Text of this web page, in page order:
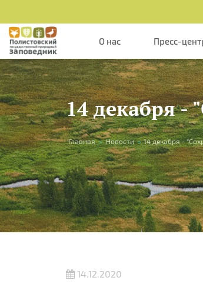
О нас Пресс-
14 декабря -
Вы здесь
Главная » Новости » 14 декабря -
14.12.2020